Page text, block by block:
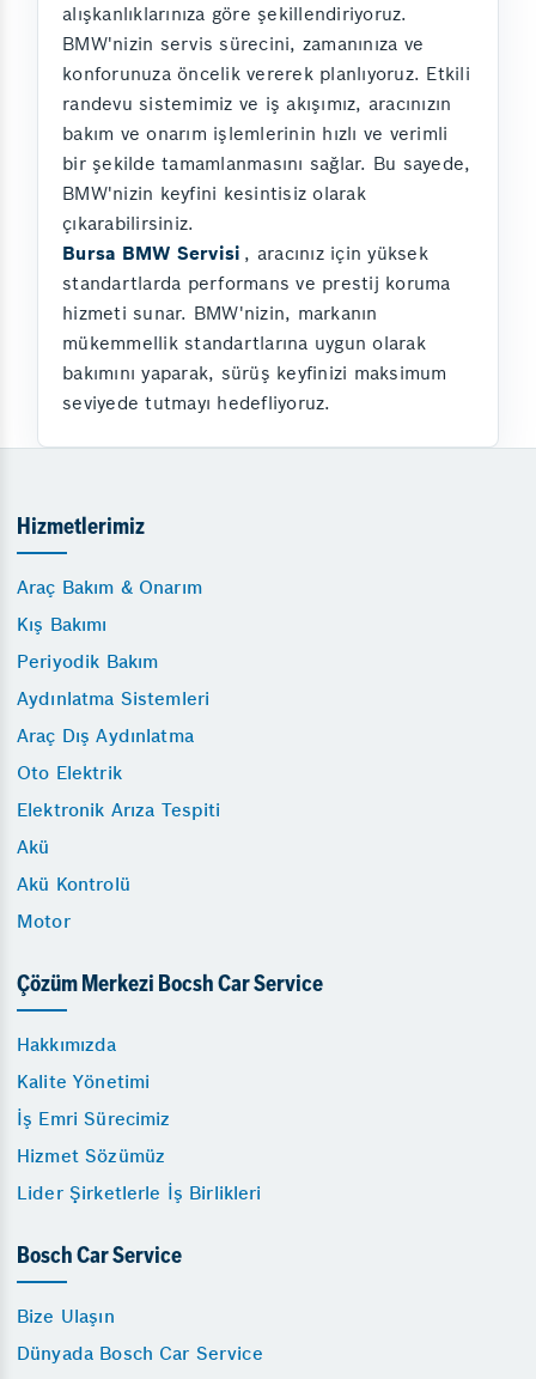
alışkanlıklarınıza göre şekillendiriyoruz.
BMW'nizin servis sürecini, zamanınıza ve
konforunuza öncelik vererek planlıyoruz. Etkili
randevu sistemimiz ve iş akışımız, aracınızın
bakım ve onarım işlemlerinin hızlı ve verimli
bir şekilde tamamlanmasını sağlar. Bu sayede,
BMW'nizin keyfini kesintisiz olarak
çıkarabilirsiniz.
Bursa BMW Servisi , aracınız için yüksek
standartlarda performans ve prestij koruma
hizmeti sunar. BMW'nizin, markanın
mükemmellik standartlarına uygun olarak
bakımını yaparak, sürüş keyfinizi maksimum
seviyede tutmayı hedefliyoruz.
Hizmetlerimiz
Araç Bakım & Onarım
Kış Bakımı
Periyodik Bakım
Aydınlatma Sistemleri
Araç Dış Aydınlatma
Oto Elektrik
Elektronik Arıza Tespiti
Akü
Akü Kontrolü
Motor
Çözüm Merkezi Bocsh Car Service
Hakkımızda
Kalite Yönetimi
İş Emri Sürecimiz
Hizmet Sözümüz
Lider Şirketlerle İş Birlikleri
Bosch Car Service
Bize Ulaşın
Dünyada Bosch Car Service